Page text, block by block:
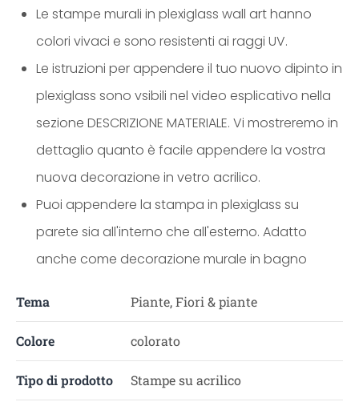
Le stampe murali in plexiglass wall art hanno
colori vivaci e sono resistenti ai raggi UV.
Le istruzioni per appendere il tuo nuovo dipinto in
plexiglass sono vsibili nel video esplicativo nella
sezione DESCRIZIONE MATERIALE. Vi mostreremo in
dettaglio quanto è facile appendere la vostra
nuova decorazione in vetro acrilico.
Puoi appendere la stampa in plexiglass su
parete sia all'interno che all'esterno. Adatto
anche come decorazione murale in bagno
Tema Piante, Fiori & piante
Colore colorato
Tipo di prodotto Stampe su acrilico